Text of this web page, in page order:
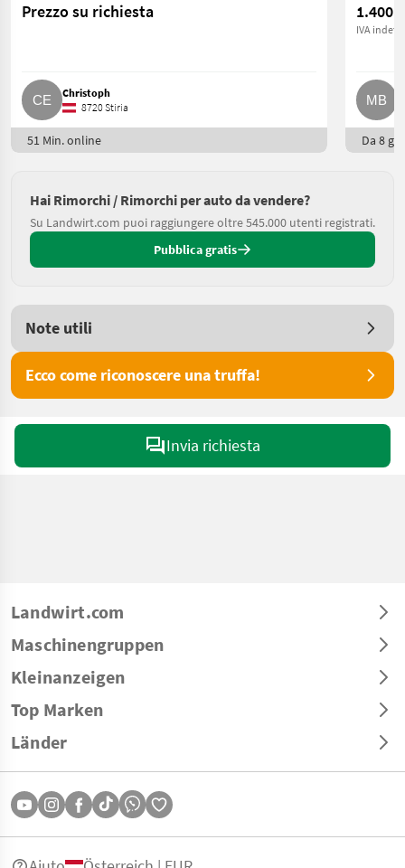
Prezzo su richiesta
Christoph
8720 Stiria
51 Min. online
1.400 €
IVA
Da 8
Hai Rimorchi / Rimorchi per auto da vendere?
Su Landwirt.com puoi raggiungere oltre 545.000 utenti registrati.
Pubblica gratis
Note utili
Ecco come riconoscere una truffa!
Invia richiesta
Landwirt.com
Maschinengruppen
Kleinanzeigen
Top Marken
Länder